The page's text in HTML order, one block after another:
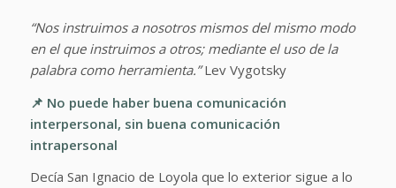
“Nos instruimos a nosotros mismos del mismo modo
en el que instruimos a otros; mediante el uso de la
palabra como herramienta.”Lev Vygotsky
📌 No puede haber buena comunicación
interpersonal, sin buena comunicación
intrapersonal
Decía San Ignacio de Loyola que lo exterior sigue a lo